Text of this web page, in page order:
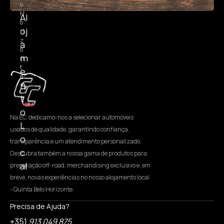
Al
oj
a
m
e
n
t
o
L
o
c
al
o
H
o
ri
z
o
n
t
e
Na EC, dedicamo-nos a selecionar automóveis
usados de qualidade, garantindo confiança,
transparência e um atendimento personalizado.
Descubra também a nossa gama de produtos para
preparação off-road, merchandising exclusivo e, em
breve, novas experiências no nosso alojamento local
- Quinta Belo Horizonte.
Precisa de Ajuda?
+351 913 049 875